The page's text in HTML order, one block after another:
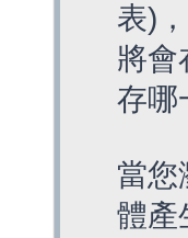
表)
將會
存哪
當您
體產